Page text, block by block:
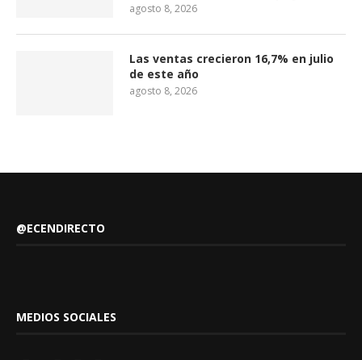
agosto 8, 2026
Las ventas crecieron 16,7% en julio
de este año
agosto 8, 2026
@ECENDIRECTO
MEDIOS SOCIALES